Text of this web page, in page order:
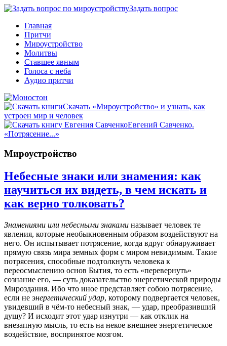
Задать вопрос
Главная
Притчи
Мироустройство
Молитвы
Ставшее явным
Голоса с неба
Аудио притчи
Скачать «Мироустройство» и узнать, как
устроен мир и человек
Евгений Савченко.
«Потрясение...»
Мироустройство
Небесные знаки или знамения: как
научиться их видеть, в чем искать и
как верно толковать?
Знамениями или небесными знаками называет человек те
явления, которые необыкновенным образом воздействуют на
него. Он испытывает потрясение, когда вдруг обнаруживает
прямую связь мира земных форм с миром невидимым. Такие
потрясения, способные подтолкнуть человека к
переосмыслению основ Бытия, то есть «перевернуть»
сознание его, — суть доказательство энергетической природы
Мироздания. Ибо что иное представляет собою потрясение,
если не энергетический удар, которому подвергается человек,
увидевший в чём-то небесный знак, — удар, преобразивший
душу? И исходит этот удар изнутри — как отклик на
внезапную мысль, то есть на некое внешнее энергетическое
воздействие, воспринятое мозгом.